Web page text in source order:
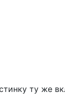
ту же